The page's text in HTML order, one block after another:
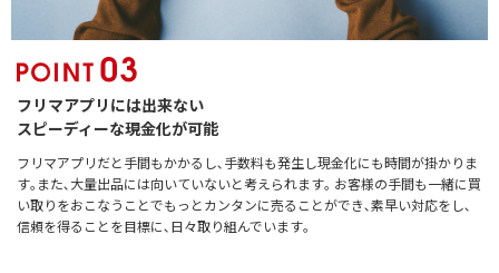
フリマアプリには出来ない
スピーディーな現金化が可能
フリマアプリだと手間もかかるし､手数料も発生し現金化にも時間が掛かりま
す｡また､大量出品には向いていないと考えられます｡ お客様の手間も一緒に買
い取りをおこなうことでもっとカンタンに売ることができ､素早い対応をし､
信頼を得ることを目標に､日々取り組んでいます｡